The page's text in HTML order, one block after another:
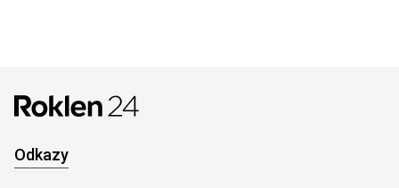
Odkazy